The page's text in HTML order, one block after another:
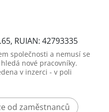
RUIAN: 42793335
společnosti a nemusí se
nové pracovníky.
v inzerci - v poli
od zaměstnanců